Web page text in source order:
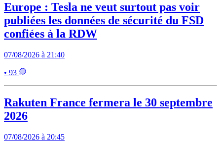
Europe : Tesla ne veut surtout pas voir
publiées les données de sécurité du FSD
confiées à la RDW
07/08/2026 à 21:40
• 93
Rakuten France fermera le 30 septembre
2026
07/08/2026 à 20:45